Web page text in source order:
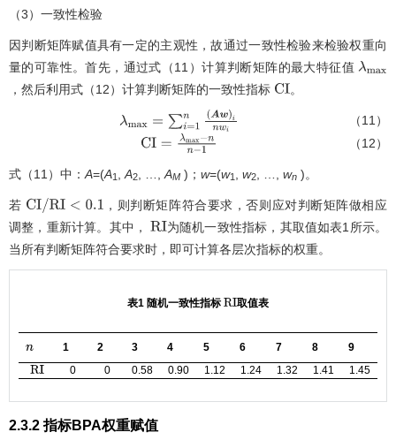
（3）一致性检验
因判断矩阵赋值具有一定的主观性，故通过一致性检验来检验权重向
量的可靠性。首先，通过式（11）计算判断矩阵的最大特征值 λmax
，然后利用式（12）计算判断矩阵的一致性指标 CI 。
λmax =∑ =1nAwinwi
（11）
CI=λmax-nn-
（12）
式（11）中： A=(A1 A2 AM )； w=(w1 w2 wn )。
若 CI/RI<0.1
，则判断矩阵符合要求，否则应对判断矩阵做相应
调整，重新计算。其中，
RI 为随机一致性指标，其取值如表1 所示。
当所有判断矩阵符合要求时，即可计算各层次指标的权重。
表1 随机一致性指标 RI 取值表
n 1 2 3 4 5 6 7 8
9
RI 0 0 0.58 0.90 1.12 1.24 1.32 1.41 1.45
2.3.2 指标BPA权重赋值